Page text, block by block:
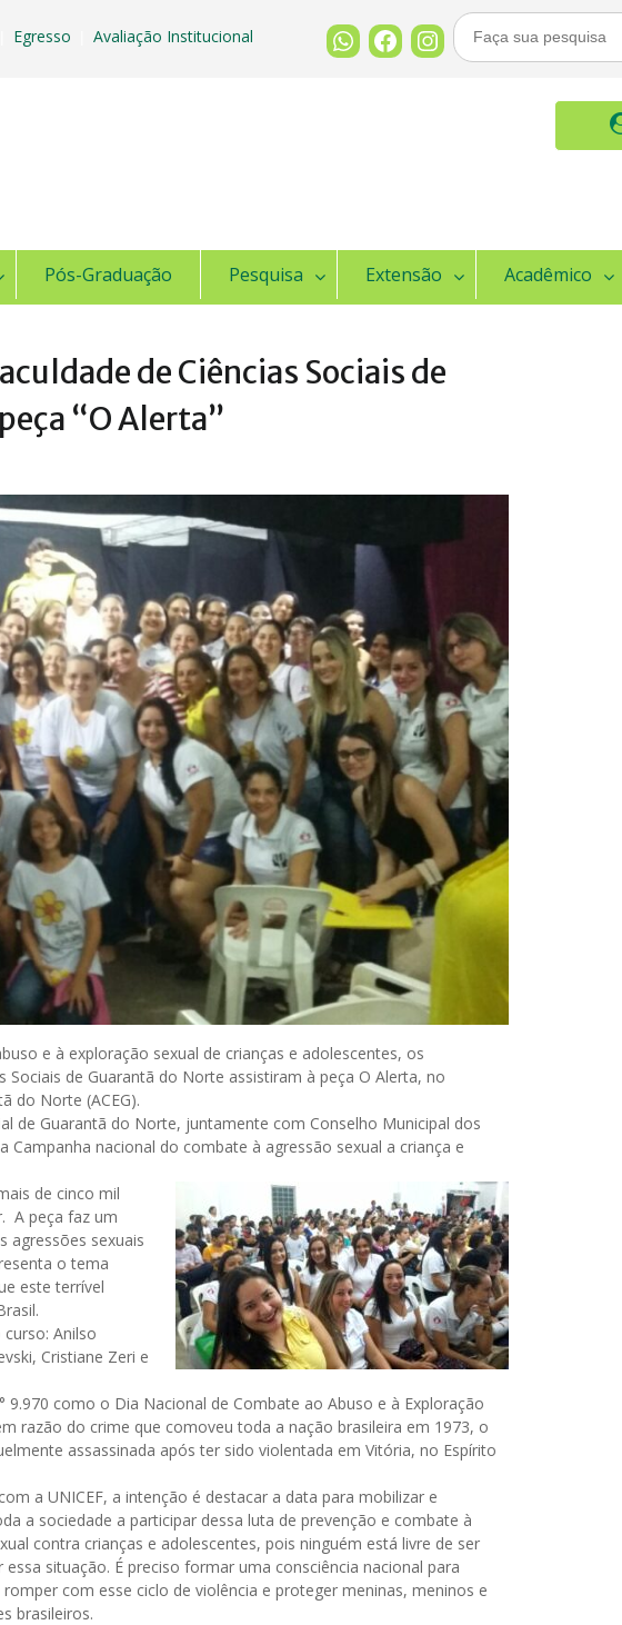
Egresso Avaliação Institucional
Buscar
Por:
Pós-Graduação Pesquisa Extensão Acadêmico
de Ciências Sociais de
“O Alerta”
e à exploração sexual de crianças e adolescentes, os
de Guarantã do Norte assistiram à peça O Alerta, no
do Norte (ACEG).
de Guarantã do Norte, juntamente com Conselho Municipal dos
nacional do combate à agressão sexual a criança e
de cinco mil
A peça faz um
agressões sexuais
o tema
este terrível
Anilso
Cristiane Zeri e
como o Dia Nacional de Combate ao Abuso e à Exploração
razão do crime que comoveu toda a nação brasileira em 1973, o
assassinada após ter sido violentada em Vitória, no Espírito
a UNICEF, a intenção é destacar a data para mobilizar e
a sociedade a participar dessa luta de prevenção e combate à
contra crianças e adolescentes, pois ninguém está livre de ser
essa situação. É preciso formar uma consciência nacional para
romper com esse ciclo de violência e proteger meninas, meninos e
brasileiros.